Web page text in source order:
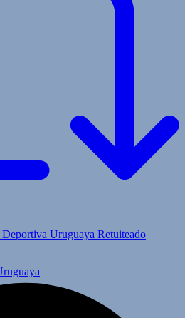
Uruguaya Retuiteado